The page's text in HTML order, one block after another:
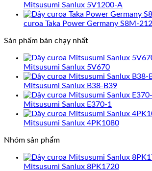
Mitsusumi Sanlux 5V1200-A
curoa Taka Power Germany S8M-
Sản phẩm bán chạy nhất
Mitsusumi Sanlux 5V670
Mitsusumi Sanlux B38-B39
Mitsusumi Sanlux E370-1
Mitsusumi Sanlux 4PK1080
Nhóm sản phẩm
Mitsusumi Sanlux 8PK1720